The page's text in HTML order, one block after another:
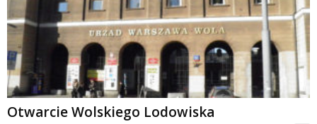
Otwarcie Wolskiego Lodowiska